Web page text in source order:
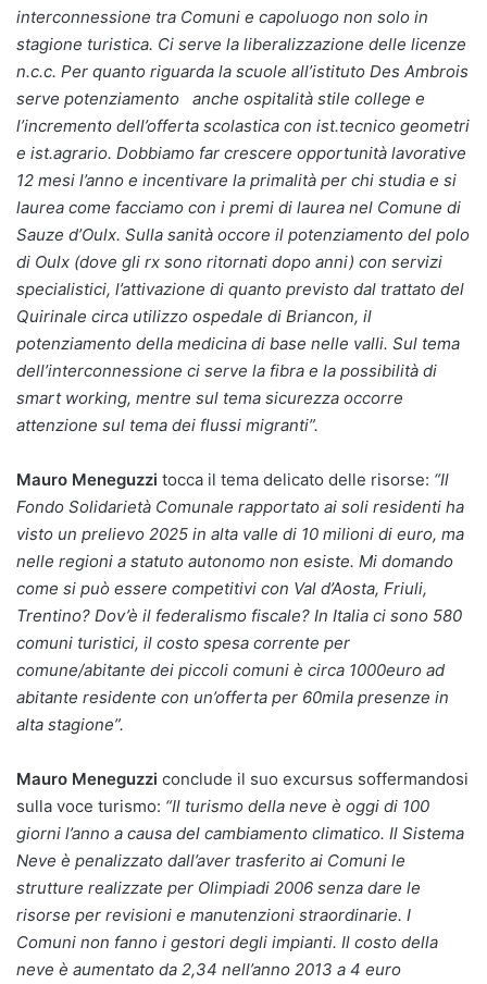
interconnessione tra Comuni e capoluogo non solo in
stagione turistica. Ci serve la liberalizzazione delle licenze
n.c.c. Per quanto riguarda la scuole all’istituto Des Ambrois
serve potenziamento anche ospitalità stile college e
l’incremento dell’offerta scolastica con ist.tecnico geometri
e ist.agrario. Dobbiamo far crescere opportunità lavorative
12 mesi l’anno e incentivare la primalità per chi studia e si
laurea come facciamo con i premi di laurea nel Comune di
Sauze d’Oulx. Sulla sanità occore il potenziamento del polo
di Oulx (dove gli rx sono ritornati dopo anni) con servizi
specialistici, l’attivazione di quanto previsto dal trattato del
Quirinale circa utilizzo ospedale di Briancon, il
potenziamento della medicina di base nelle valli. Sul tema
dell’interconnessione ci serve la fibra e la possibilità di
smart working, mentre sul tema sicurezza occorre
attenzione sul tema dei flussi migranti”.
Mauro Meneguzzi tocca il tema delicato delle risorse: “Il
Fondo Solidarietà Comunale rapportato ai soli residenti ha
visto un prelievo 2025 in alta valle di 10 milioni di euro, ma
nelle regioni a statuto autonomo non esiste. Mi domando
come si può essere competitivi con Val d’Aosta, Friuli,
Trentino? Dov’è il federalismo fiscale? In Italia ci sono 580
comuni turistici, il costo spesa corrente per
comune/abitante dei piccoli comuni è circa 1000euro ad
abitante residente con un’offerta per 60mila presenze in
alta stagione”.
Mauro Meneguzzi conclude il suo excursus soffermandosi
sulla voce turismo: “Il turismo della neve è oggi di 100
giorni l’anno a causa del cambiamento climatico. Il Sistema
Neve è penalizzato dall’aver trasferito ai Comuni le
strutture realizzate per Olimpiadi 2006 senza dare le
risorse per revisioni e manutenzioni straordinarie. I
Comuni non fanno i gestori degli impianti. Il costo della
neve è aumentato da 2,34 nell’anno 2013 a 4 euro